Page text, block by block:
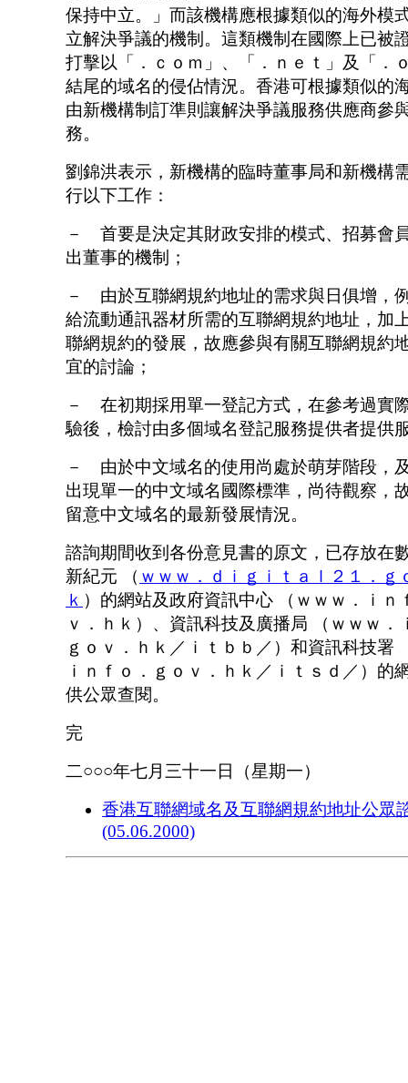
保持中立。」而該機構應根據類似的海外模
立解決爭議的機制。這類機制在國際上已被
打擊以「．ｃｏｍ」、「．ｎｅｔ」及「．
結尾的域名的侵佔情況。香港可根據類似的
由新機構制訂準則讓解決爭議服務供應商參
務。
劉錦洪表示，新機構的臨時董事局和新機構
行以下工作：
－ 首要是決定其財政安排的模式、招募會
出董事的機制；
－ 由於互聯網規約地址的需求與日俱增，
給流動通訊器材所需的互聯網規約地址，加
聯網規約的發展，故應參與有關互聯網規約
宜的討論；
－ 在初期採用單一登記方式，在參考過實
驗後，檢討由多個域名登記服務提供者提供
－ 由於中文域名的使用尚處於萌芽階段，
出現單一的中文域名國際標準，尚待觀察，
留意中文域名的最新發展情況。
諮詢期間收到各份意見書的原文，已存放在
新紀元 （ ｗｗｗ．ｄｉｇｉｔａｌ２１．ｇ
ｋ ）的網站及政府資訊中心 （ｗｗｗ．ｉｎ
ｖ．ｈｋ）、資訊科技及廣播局 （ｗｗｗ．
ｇｏｖ．ｈｋ／ｉｔｂｂ／）和資訊科技署
ｉｎｆｏ．ｇｏｖ．ｈｋ／ｉｔｓｄ／）的
供公眾查閱。
完
二○○○年七月三十一日（星期一）
香港互聯網域名及互聯網規約地址公眾
(05.06.2000)